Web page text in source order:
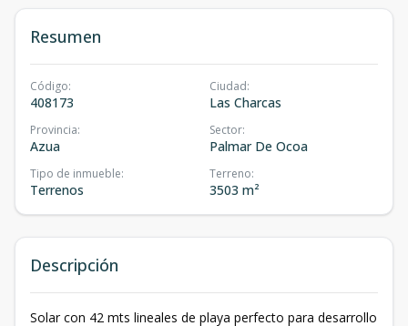
Resumen
Código:
408173
Ciudad:
Las Charcas
Provincia:
Azua
Sector:
Palmar De Ocoa
Tipo de inmueble:
Terrenos
Terreno:
3503 m²
Descripción
Solar con 42 mts lineales de playa perfecto para desarrollo